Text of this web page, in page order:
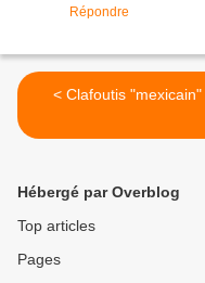
Répondre
< Clafoutis "mexicain"
Hébergé par Overblog
Top articles
Pages